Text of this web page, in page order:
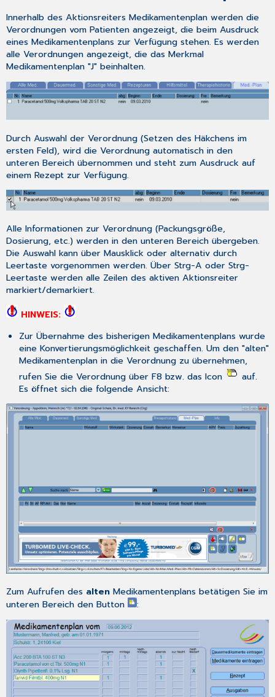
Bemerkungen
zum
Medikamentenplan
Einstellungen
im
Aktionsreiter
"Medikamentenplan"
Einstellungen
stehen
bereits
zur
Verfügung:
innerhalb
der
Spalten
im
Aktionsreiter
"Medikamentenplan"
Kontextmenü
(rechte
im
"Medikamentenplan"
Innerhalb des AktionsreitersMedikamentenplan werden die
Verordnungen vom Patienten angezeigt, die beim Ausdruck
eines Medikamentenplans zur Verfügung stehen. Es werden
alle Verordnungen angezeigt, die das Merkmal
Medikamentenplan "J" beinhalten.
Durch Auswahl der Verordnung (Setzen des Häkchens im
ersten Feld), wird die Verordnung automatisch in den
unteren Bereich übernommen und steht zum Ausdruck auf
einem Rezept zur Verfügung.
Alle Informationen zur Verordnung (Packungsgröße,
Dosierung, etc.) werden in den unteren Bereich übergeben.
Die Auswahl kann über Mausklick oder alternativ durch
Leertaste vorgenommen werden. ÜberStrg-A oderStrg-
Leertaste werden alle Zeilen des aktiven Aktionsreiter
markiert/demarkiert.
HINWEIS:
Zur Übernahme des bisherigen Medikamentenplans wurde
eine Konvertierungsmöglichkeit geschaffen. Um den "alten"
Medikamentenplanin die Verordnungzu übernehmen,
rufen Sie die Verordnungüber F8bzw. das Icon
auf.
Es öffnet sich die folgende Ansicht:
Zum Aufrufen des alten Medikamentenplans betätigen Sie im
unteren Bereich den Button
: